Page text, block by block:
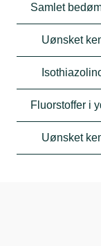
Samlet
Uønsket
Fluorstoffer i
Uønsket